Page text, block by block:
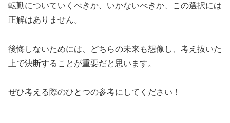
転勤についていくべきか、いかないべきか、この選択には
正解はありません。
後悔しないためには、どちらの未来も想像し、考え抜いた
上で決断することが重要だと思います。
ぜひ考える際のひとつの参考にしてください！